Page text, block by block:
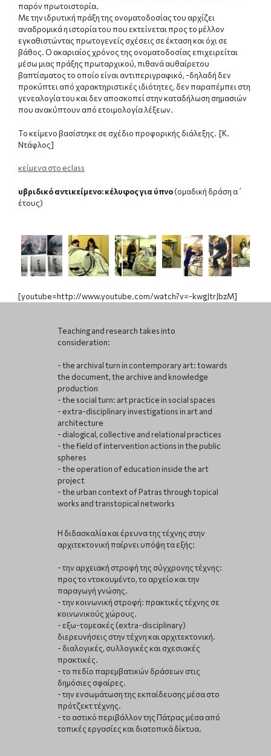
παρόν πρωτοιστορία.
Με την ιδρυτική πράξη της ονοματοδοσίας του αρχίζει
αναδρομικά η ιστορία του που εκτείνεται προς το μέλλον
εγκαθιστώντας πρωτογενείς σχέσεις σε έκταση και όχι σε
βάθος. Ο ακαριαίος χρόνος της ονοματοδοσίας επιχειρείται
μέσω μιας πράξης πρωταρχικού, πιθανά αυθαίρετου
βαπτίσματος το οποίο είναι αντιπεριγραφικό, -δηλαδή δεν
προκύπτει από χαρακτηριστικές ιδιότητες, δεν παραπέμπει στη
γενεαλογία του και δεν αποσκοπεί στην καταδήλωση σημασιών
που ανακύπτουν από ετοιμολογία λέξεων.
Το κείμενο βασίστηκε σε σχέδιο προφορικής διάλεξης. [Κ.
Ντάφλος]
κείμενα στο eclass
υβριδικό αντικείμενο: κέλυφος για ύπνο(ομαδική δράση α΄
έτους)
[youtube=http://www.youtube.com/watch?v=-kwgJtrJbzM]
Teaching and research takes into
consideration:
- the archival turn in contemporary art: towards
the document, the archive and knowledge
production
- the social turn: art practice in social spaces
- extra-disciplinary investigations in art and
architecture
- dialogical, collective and relational practices
- the field of intervention actions in the public
spheres
- the operation of education inside the art
project
- the urban context of Patras through topical
works and transtopical networks
Η διδασκαλία και έρευνα της τέχνης στην
αρχιτεκτονική παίρνει υπόψη τα εξής:
- την αρχειακή στροφή της σύγχρονης τέχνης:
προς το ντοκουμέντο, το αρχείο και την
παραγωγή γνώσης.
- την κοινωνική στροφή: πρακτικές τέχνης σε
κοινωνικούς χώρους.
- εξω-τομεακές (extra-disciplinary)
διερευνήσεις στην τέχνη και αρχιτεκτονική.
- διαλογικές, συλλογικές και σχεσιακές
πρακτικές.
- το πεδίο παρεμβατικών δράσεων στις
δημόσιες σφαίρες.
- την ενσωμάτωση της εκπαίδευσης μέσα στο
πρότζεκτ τέχνης.
- το αστικό περιβάλλον της Πάτρας μέσα από
τοπικές εργασίες και διατοπικά δίκτυα.